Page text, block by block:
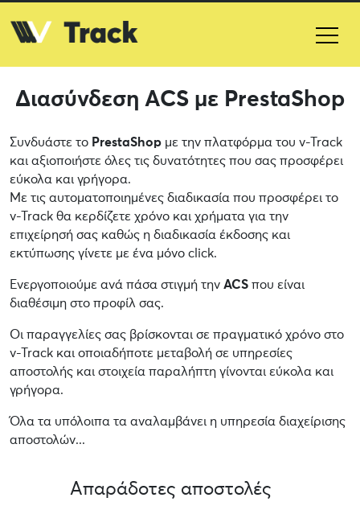
Διασύνδεση ACS με PrestaShop
Συνδυάστε το PrestaShop με την πλατφόρμα του v-Track
και αξιοποιήστε όλες τις δυνατότητες που σας προσφέρει
εύκολα και γρήγορα.
Με τις αυτοματοποιημένες διαδικασία που προσφέρει το
v-Track θα κερδίζετε χρόνο και χρήματα για την
επιχείρησή σας καθώς η διαδικασία έκδοσης και
εκτύπωσης γίνετε με ένα μόνο click.
Ενεργοποιούμε ανά πάσα στιγμή την ACS που είναι
διαθέσιμη στο προφίλ σας.
Οι παραγγελίες σας βρίσκονται σε πραγματικό χρόνο στο
v-Track και οποιαδήποτε μεταβολή σε υπηρεσίες
αποστολής και στοιχεία παραλήπτη γίνονται εύκολα και
γρήγορα.
Όλα τα υπόλοιπα τα αναλαμβάνει η υπηρεσία διαχείρισης
αποστολών...
Απαράδοτες αποστολές